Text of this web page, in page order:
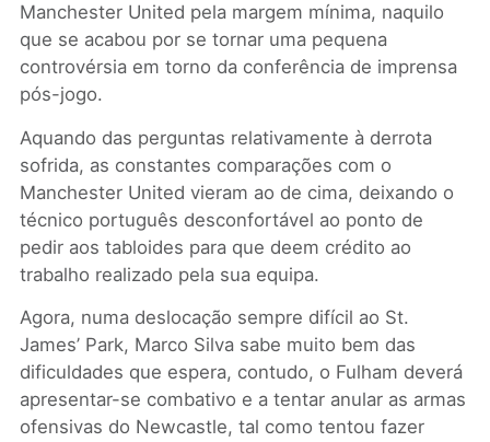
Manchester United pela margem mínima, naquilo
que se acabou por se tornar uma pequena
controvérsia em torno da conferência de imprensa
pós-jogo.
Aquando das perguntas relativamente à derrota
sofrida, as constantes comparações com o
Manchester United vieram ao de cima, deixando o
técnico português desconfortável ao ponto de
pedir aos tabloides para que deem crédito ao
trabalho realizado pela sua equipa.
Agora, numa deslocação sempre difícil ao St.
James’ Park, Marco Silva sabe muito bem das
dificuldades que espera, contudo, o Fulham deverá
apresentar-se combativo e a tentar anular as armas
ofensivas do Newcastle, tal como tentou fazer